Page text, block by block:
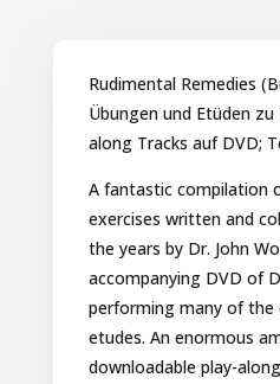
Rudimental Remedies
Übungen und Etüden
along Tracks auf DVD;
A fantastic compilation
exercises written and
the years by Dr. John
accompanying DVD of
performing many of the
etudes. An enormous
downloadable play-